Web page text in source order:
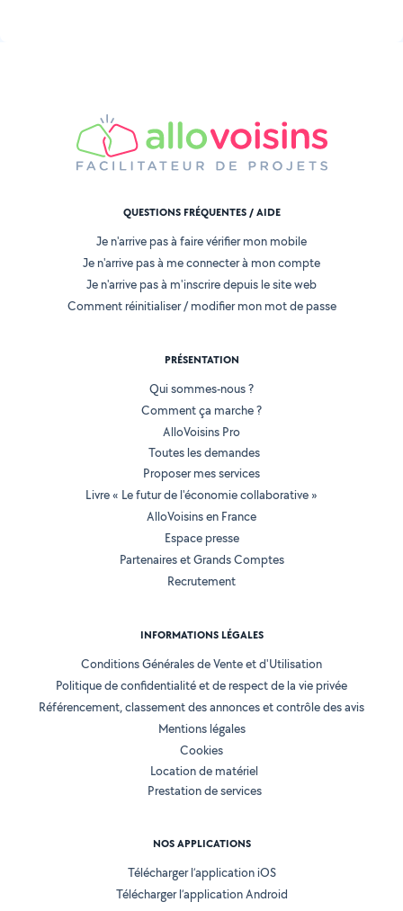
QUESTIONS FRÉQUENTES / AIDE
Je n'arrive pas à faire vérifier mon mobile
Je n'arrive pas à me connecter à mon compte
Je n'arrive pas à m'inscrire depuis le site web
Comment réinitialiser / modifier mon mot de passe
PRÉSENTATION
Qui sommes-nous ?
Comment ça marche ?
AlloVoisins Pro
Toutes les demandes
Proposer mes services
Livre « Le futur de l'économie collaborative »
AlloVoisins en France
Espace presse
Partenaires et Grands Comptes
Recrutement
INFORMATIONS LÉGALES
Conditions Générales de Vente et d'Utilisation
Politique de confidentialité et de respect de la vie privée
Référencement, classement des annonces et contrôle des avis
Mentions légales
Cookies
Location de matériel
Prestation de services
NOS APPLICATIONS
Télécharger l’application iOS
Télécharger l’application Android